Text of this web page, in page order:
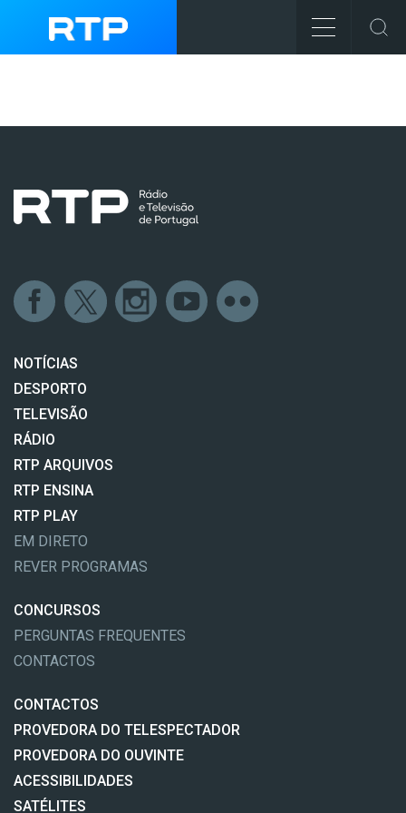
NOTÍCIAS
DESPORTO
TELEVISÃO
RÁDIO
RTP ARQUIVOS
RTP ENSINA
RTP PLAY
EM DIRETO
REVER PROGRAMAS
CONCURSOS
PERGUNTAS FREQUENTES
CONTACTOS
CONTACTOS
PROVEDORA DO TELESPECTADOR
PROVEDORA DO OUVINTE
ACESSIBILIDADES
SATÉLITES